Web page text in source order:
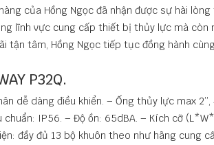
của Hồng Ngọc đã nhận được sự hài
lĩnh vực cung cấp thiết bị thủy lực mà còn
tận tâm, Hồng Ngọc tiếp tục đồng hành
P32Q.
dễ dàng điều khiển. – Ống thủy lực max
IP56. – Độ ồn: 65dBA. – Kích cỡ
đầy đủ 13 bộ khuôn theo như hãng cung